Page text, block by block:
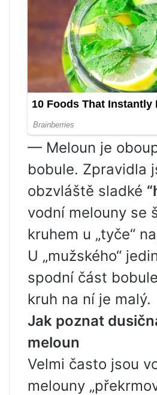
— Meloun je
bobule. Zpravidla
obzvláště sladké
vodní melouny se
kruhem u „tyče“
U „mužského“
spodní část
kruh na ní je malý.
Jak poznat
meloun
Velmi často jsou
melouny